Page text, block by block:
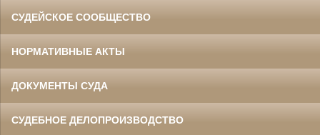
СУДЕЙСКОЕ СООБЩЕСТВО
НОРМАТИВНЫЕ АКТЫ
ДОКУМЕНТЫ СУДА
СУДЕБНОЕ ДЕЛОПРОИЗВОДСТВО